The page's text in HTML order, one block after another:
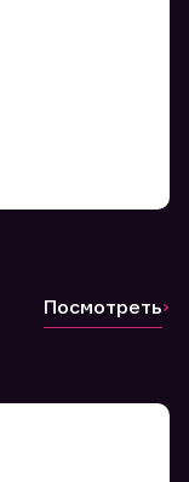
Посмотреть